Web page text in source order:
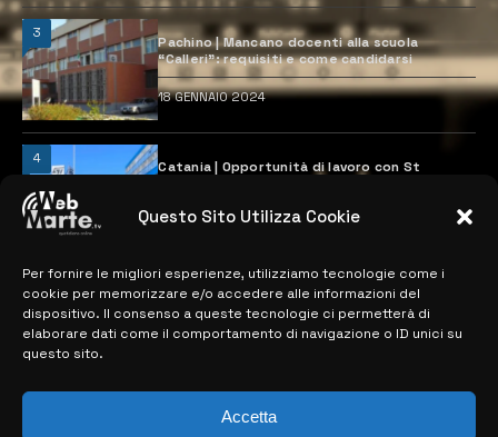
Questo Sito Utilizza Cookie
Per fornire le migliori esperienze, utilizziamo tecnologie come i
cookie per memorizzare e/o accedere alle informazioni del
dispositivo. Il consenso a queste tecnologie ci permetterà di
elaborare dati come il comportamento di navigazione o ID unici su
questo sito.
Accetta
3
Pachino | Mancano docenti alla scuola
“Calleri”: requisiti e come candidarsi
18 GENNAIO 2024
4
Catania | Opportunità di lavoro con St
28 MARZO 2024
MAPPA DEL SITO
> NOTIZIE